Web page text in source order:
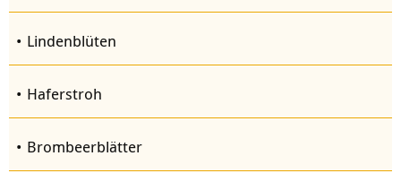
Lindenblüten
Haferstroh
Brombeerblätter